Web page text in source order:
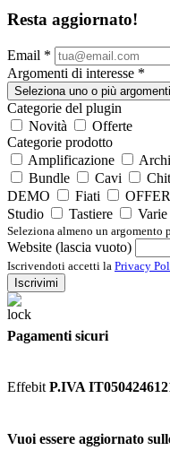
Resta aggiornato!
Email *
Argomenti di interesse *
Seleziona uno o più
Categorie del plugin
Novità
Offerte
Categorie prodotto
Amplificazione
Archi
Bundle
Cavi
DEMO
Fiati
Studio
Tastiere Varie
Seleziona almeno un argomento
Website (lascia vuoto)
Iscrivendoti accetti la Privacy
Iscrivimi
Pagamenti sicuri
Effebit P.IVA
Vuoi essere aggiornato